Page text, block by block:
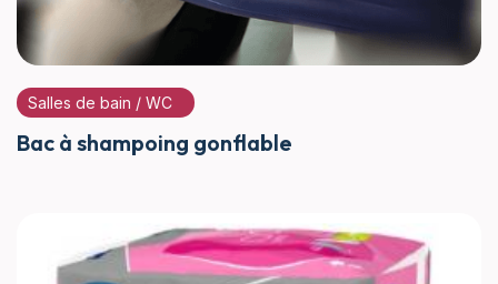
Salles de bain / WC
Bac à shampoing gonflable